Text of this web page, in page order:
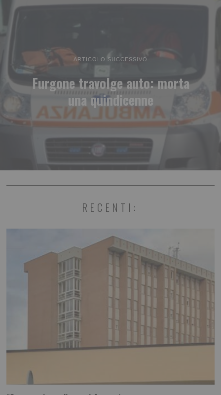
ARTICOLO SUCCESSIVO
Furgone travolge auto: morta
una quindicenne
RECENTI: